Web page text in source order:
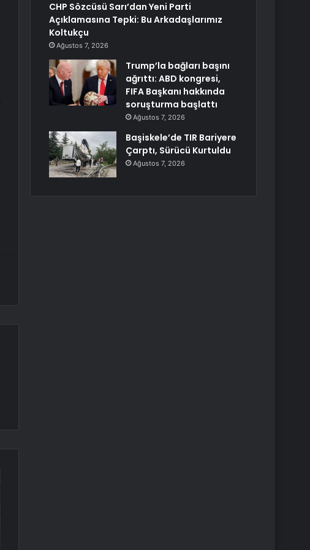
CHP Sözcüsü Sarı’dan Yeni Parti
Açıklamasına Tepki: Bu Arkadaşlarımız
Koltukçu
Ağustos 7, 2026
Trump’la bağları başını
ağrıttı: ABD kongresi,
FIFA Başkanı hakkında
soruşturma başlattı
Ağustos 7, 2026
Başiskele’de TIR Bariyere
Çarptı, Sürücü Kurtuldu
Ağustos 7, 2026